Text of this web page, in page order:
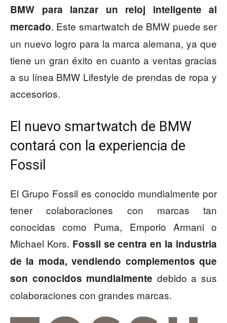
BMW para lanzar un reloj inteligente al
mercado. Este smartwatch de BMW puede ser
un nuevo logro para la marca alemana, ya que
tiene un gran éxito en cuanto a ventas gracias
a su línea BMW Lifestyle de prendas de ropa y
accesorios.
El nuevo smartwatch de BMW
contará con la experiencia de
Fossil
El Grupo Fossil es conocido mundialmente por
tener colaboraciones con marcas tan
conocidas como Puma, Emporio Armani o
Michael Kors. Fossil se centra en la industria
de la moda, vendiendo complementos que
son conocidos mundialmente debido a sus
colaboraciones con grandes marcas.